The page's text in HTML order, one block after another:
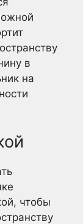
в
на
чтобы